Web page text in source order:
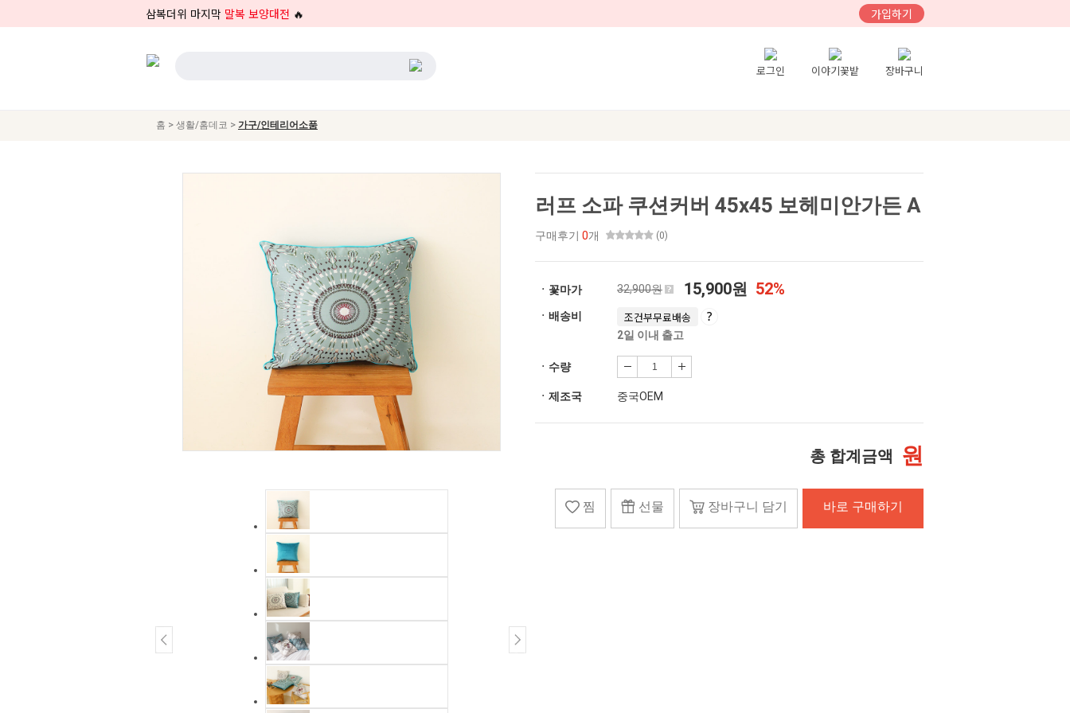
삼복더위 마지막 말복 보양대전 🔥 가입하기
로그인 이야기꽃밭 장바구니
홈 > 생활/홈데코 > 가구/인테리어소품
러프 소파 쿠션커버 45x45 보헤미안가든 A
구매후기 0개 (0)
ㆍ꽃마가 32,900원 15,900원 52%
ㆍ배송비 조건부무료배송
2일 이내 출고
ㆍ수량
ㆍ제조국 중국OEM
총 합계금액 원
찜 선물 장바구니 담기 바로 구매하기